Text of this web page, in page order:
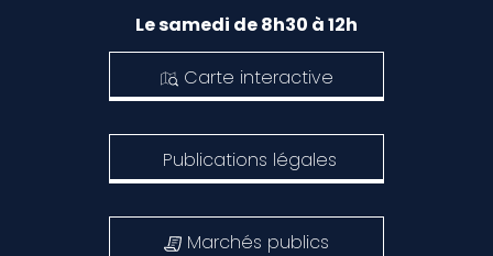
Le samedi de 8h30 à 12h
Carte interactive
Publications légales
Marchés publics